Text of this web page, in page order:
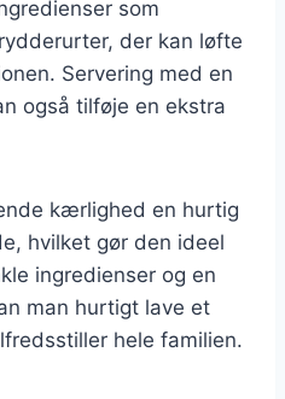
som
der kan løfte
Servering med en
også tilføje en ekstra
kærlighed en hurtig
hvilket gør den ideel
ingredienser og en
man hurtigt lave et
hele familien.